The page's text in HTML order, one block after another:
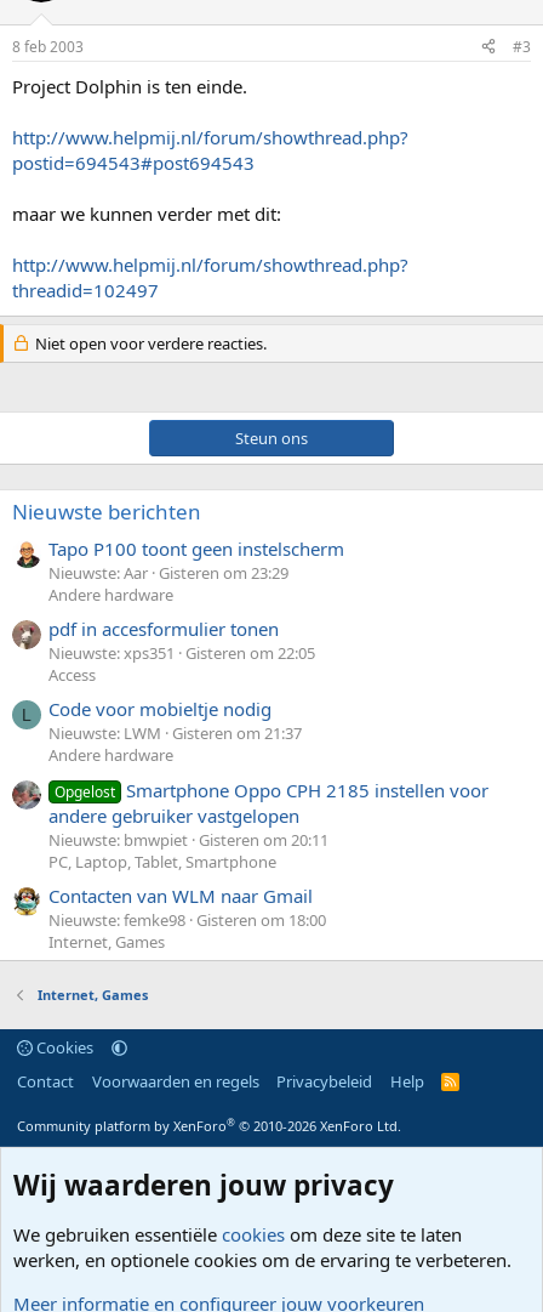
8 feb 2003 #3
Project Dolphin is ten einde.
http://www.helpmij.nl/forum/showthread.php?
postid=694543#post694543
maar we kunnen verder met dit:
http://www.helpmij.nl/forum/showthread.php?
threadid=102497
Niet open voor verdere reacties.
Steun ons
Nieuwste berichten
Tapo P100 toont geen instelscherm
Nieuwste: Aar Gisteren om 23:29
Andere hardware
pdf in accesformulier tonen
Nieuwste: xps351
Gisteren om 22:05
Access
L Code voor mobieltje nodig
Nieuwste: LWM
Gisteren om 21:37
Andere hardware
Opgelost Smartphone Oppo CPH 2185 instellen voor
andere gebruiker vastgelopen
Nieuwste: bmwpiet Gisteren om 20:11
PC, Laptop, Tablet, Smartphone
Contacten van WLM naar Gmail
Nieuwste: femke98 Gisteren om 18:00
Internet, Games
Internet, Games
Cookies
Contact
Voorwaarden en regels Privacybeleid Help
R
Community platform by XenForo® © 2010-2026 XenForo Ltd.
Wij waarderen jouw privacy
We gebruiken essentiële cookies om deze site te laten
werken, en optionele cookies om de ervaring te verbeteren.
Meer informatie en configureer jouw voorkeuren